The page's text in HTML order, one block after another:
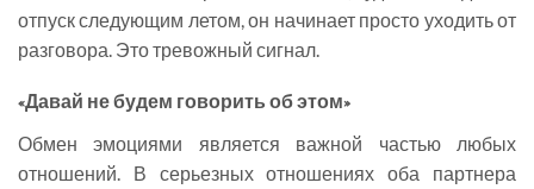
отпуск следующим летом, он начинает просто уходить от
разговора. Это тревожный сигнал.
«Давай не будем говорить об этом»
Обмен эмоциями является важной частью любых
отношений. В серьезных отношениях оба партнера